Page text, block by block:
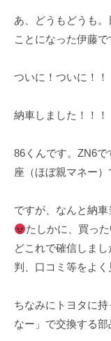
ロ
ェ
ト
h
i
a
o
m
u
a
あ、どうもどうも
ことになった伊藤で
ついに！ついに！！
納車しました！！！
86くんです。ZN6
座（ほぼ親マネー）
ですが、なんと納
たしかに、買っ
どこれで確信しま
判、口コミ等をよく
ちなみにトヨタに
なー」で交換する部